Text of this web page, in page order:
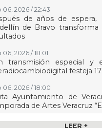
06, 2026 / 22:43
de años de espera,
de Bravo transforma
06, 2026 / 18:01
transmisión especial y
festeja
06, 2026 / 18:00
Ayuntamiento de
de Artes Veracruz
06, 2026 / 16:56 LEER +